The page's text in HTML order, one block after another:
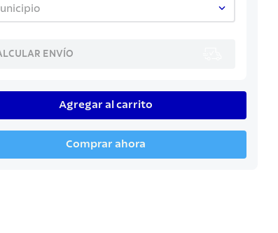
ENVÍO
Agregar al carrito
Comprar ahora